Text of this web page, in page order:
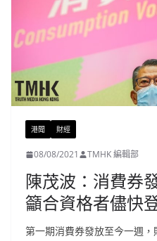
港聞 財經
08/08/2021 TMHK 編輯部
陳茂波：消費券
籲合資格者儘快
第一期消費券發放至今一週